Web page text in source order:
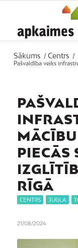
Sākums / Centrs
/
Pašvaldība veiks
PIECĀS
RĪGĀ
CENTRS JUGLA
21/08/2024